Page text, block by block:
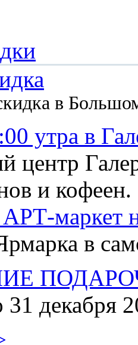
в
утра в
центр
и кофеен.
маркет
в
декабря